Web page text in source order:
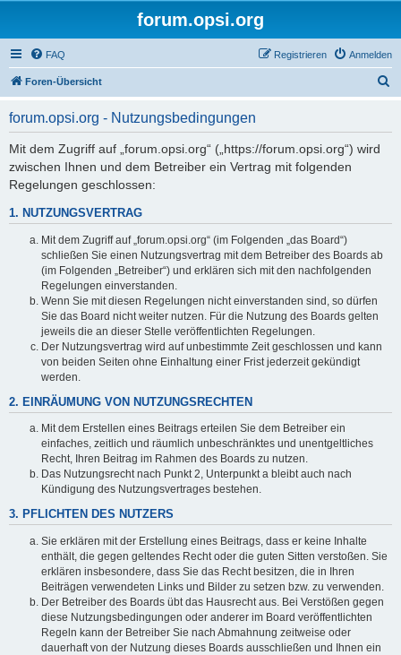
forum.opsi.org
FAQ Anmelden
Registrieren
Foren-Übersicht
forum.opsi.org - Nutzungsbedingungen
Mit dem Zugriff auf „forum.opsi.org“ („https://forum.opsi.org“) wird
zwischen Ihnen und dem Betreiber ein Vertrag mit folgenden
Regelungen geschlossen:
1. NUTZUNGSVERTRAG
Mit dem Zugriff auf „forum.opsi.org“ (im Folgenden „das Board“)
schließen Sie einen Nutzungsvertrag mit dem Betreiber des Boards ab
(im Folgenden „Betreiber“) und erklären sich mit den nachfolgenden
Regelungen einverstanden.
Wenn Sie mit diesen Regelungen nicht einverstanden sind, so dürfen
Sie das Board nicht weiter nutzen. Für die Nutzung des Boards gelten
jeweils die an dieser Stelle veröffentlichten Regelungen.
Der Nutzungsvertrag wird auf unbestimmte Zeit geschlossen und kann
von beiden Seiten ohne Einhaltung einer Frist jederzeit gekündigt
werden.
2. EINRÄUMUNG VON NUTZUNGSRECHTEN
Mit dem Erstellen eines Beitrags erteilen Sie dem Betreiber ein
einfaches, zeitlich und räumlich unbeschränktes und unentgeltliches
Recht, Ihren Beitrag im Rahmen des Boards zu nutzen.
Das Nutzungsrecht nach Punkt 2, Unterpunkt a bleibt auch nach
Kündigung des Nutzungsvertrages bestehen.
3. PFLICHTEN DES NUTZERS
Sie erklären mit der Erstellung eines Beitrags, dass er keine Inhalte
enthält, die gegen geltendes Recht oder die guten Sitten verstoßen. Sie
erklären insbesondere, dass Sie das Recht besitzen, die in Ihren
Beiträgen verwendeten Links und Bilder zu setzen bzw. zu verwenden.
Der Betreiber des Boards übt das Hausrecht aus. Bei Verstößen gegen
diese Nutzungsbedingungen oder anderer im Board veröffentlichten
Regeln kann der Betreiber Sie nach Abmahnung zeitweise oder
dauerhaft von der Nutzung dieses Boards ausschließen und Ihnen ein